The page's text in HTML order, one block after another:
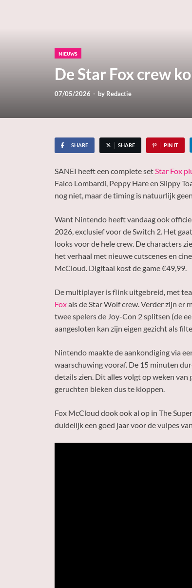
NIEUWS
De Star Fox crew
07/05/2026 - by Redactie
SHARE SHARE PIN IT
SANEI heeft een complete setStar Fox
Falco Lombardi, Peppy Hare en Slippy
nog niet, maar de timing is natuurlijk
Want Nintendo heeft vandaag ook
2026, exclusief voor de Switch 2. Het
looks voor de hele crew. De characters
het verhaal met nieuwe cutscenes en
McCloud. Digitaal kost de game €49,99.
De multiplayer is flink uitgebreid, met
Foxals de Star Wolf crew. Verder zijn er
twee spelers de Joy-Con 2 splitsen (de
aangesloten kan zijn eigen gezicht als
Nintendo maakte de aankondiging via
waarschuwing vooraf. De 15 minuten
details zien. Dit alles volgt op weken van
geruchten bleken dus te kloppen.
Fox McCloud dook ook al op in The
duidelijk een goed jaar voor de vulpes